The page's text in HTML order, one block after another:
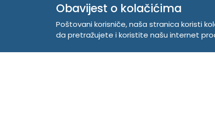
Obavijest o kolačićima
Poštovani korisniče, naša stranica koristi
da pretražujete i koristite našu internet